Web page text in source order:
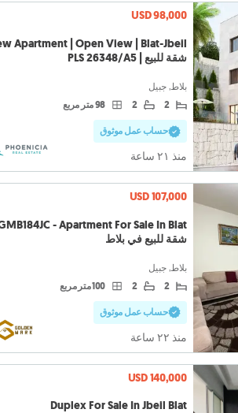
USD 98,000
شقة للبيع | PLS 26348/A5
بلاط, جبيل
2
2 98 متر مربع
حساب عمل موثوق
منذ ٢١ ساعة
USD 107,000
شقة للبيع في بلاط
بلاط, جبيل
2
2 100 متر مربع
حساب عمل موثوق
منذ ٢٢ ساعة
USD 140,000
Duplex For Sale In Jbeil Blat